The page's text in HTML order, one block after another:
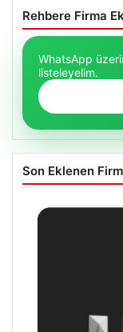
Rehbere Firma
WhatsApp
listeleyelim.
Son Eklenen